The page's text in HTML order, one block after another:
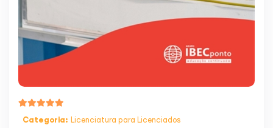
Categoria: Licenciatura para Licenciados